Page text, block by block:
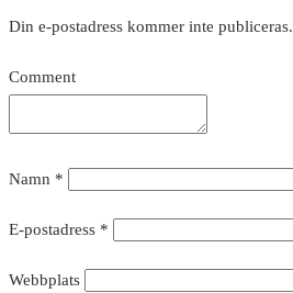
Din e-postadress kommer inte publiceras.
Comment
Namn *
E-postadress *
Webbplats